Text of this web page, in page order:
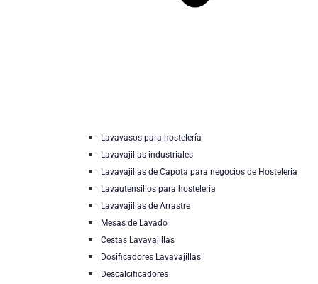
Lavavasos para hostelería
Lavavajillas industriales
Lavavajillas de Capota para negocios de Hostelería
Lavautensilios para hostelería
Lavavajillas de Arrastre
Mesas de Lavado
Cestas Lavavajillas
Dosificadores Lavavajillas
Descalcificadores